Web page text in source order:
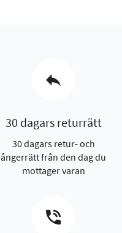
30 dagars returrätt
30 dagars retur- och
ångerrätt från den dag du
mottager varan